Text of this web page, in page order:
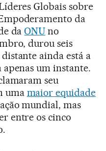
Globais sobre
da
da ONU no
durou seis
ainda está a
um instante.
seu
uma maior equidade
mundial, mas
entre os cinco